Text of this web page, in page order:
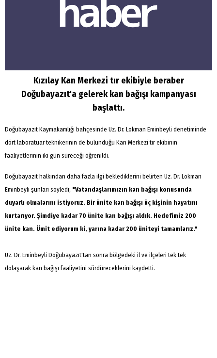
Kızılay Kan Merkezi tır ekibiyle beraber
Doğubayazıt'a gelerek kan bağışı kampanyası
başlattı.
Doğubayazıt Kaymakamlığı bahçesinde Uz. Dr. Lokman Eminbeyli denetiminde
dört laboratuar teknikerinin de bulunduğu Kan Merkezi tır ekibinin
faaliyetlerinin iki gün süreceği öğrenildi.
Doğubayazıt halkından daha fazla ilgi beklediklerini belirten Uz. Dr. Lokman
Eminbeyli şunları söyledi; "Vatandaşlarımızın kan bağışı konusunda
duyarlı olmalarını istiyoruz. Bir ünite kan bağışı üç kişinin hayatını
kurtarıyor. Şimdiye kadar 70 ünite kan bağışı aldık. Hedefimiz 200
ünite kan. Ümit ediyorum ki, yarına kadar 200 üniteyi tamamlarız."
Uz. Dr. Eminbeyli Doğubayazıt'tan sonra bölgedeki il ve ilçeleri tek tek
dolaşarak kan bağışı faaliyetini sürdüreceklerini kaydetti.